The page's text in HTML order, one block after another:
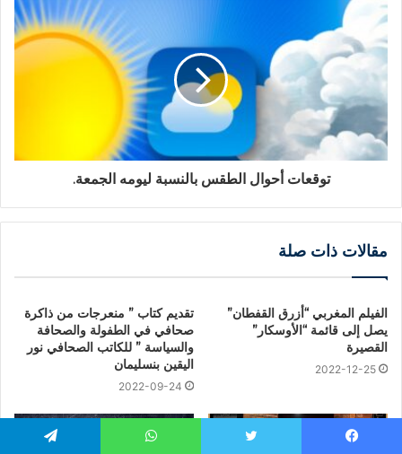
توقعات أحوال الطقس بالنسبة ليومه الجمعة.
مقالات ذات صلة
الفيلم المغربي “أزرق القفطان”
يصل إلى قائمة “الأوسكار”
القصيرة
2022-12-25
تقديم كتاب ” منعرجات من ذاكرة
صحافي في الطفولة والصحافة
والسياسة ” للكاتب الصحافي نور
اليقين بنسليمان
2022-09-24